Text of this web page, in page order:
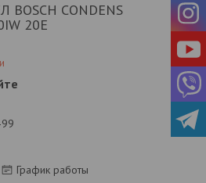
CONDENS
20E
График работы